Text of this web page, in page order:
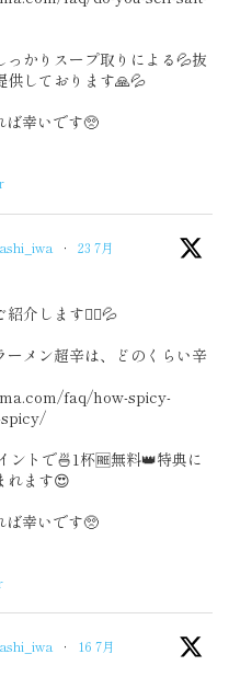
かりスープ取りによる💦抜
供しております🙏💦
幸いです🥺
· 23 7月
介します🙇‍♂️💦
ーメン超辛は、どのくらい辛
faq/how-spicy-
ントで🍜1杯🆓無料👑特典に
れます😍
幸いです🥺
· 16 7月